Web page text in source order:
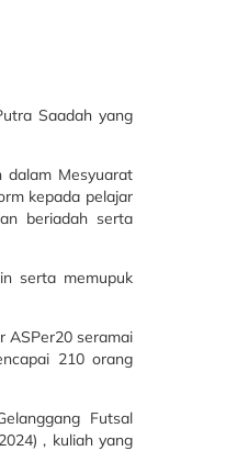
Saadah yang
dalam Mesyuarat
kepada pelajar
beriadah serta
serta memupuk
ASPer20 seramai
210 orang
Futsal
, kuliah yang